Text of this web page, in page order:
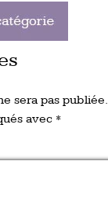
sera pas publiée.
avec *